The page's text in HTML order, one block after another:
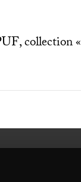
, collection «